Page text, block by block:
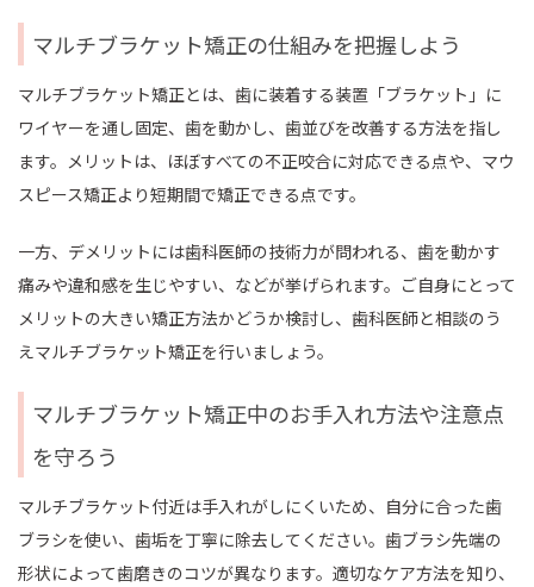
マルチブラケット矯正の仕組みを把握しよう
マルチブラケット矯正とは、歯に装着する装置「ブラケット」に
ワイヤーを通し固定、歯を動かし、歯並びを改善する方法を指し
ます。メリットは、ほぼすべての不正咬合に対応できる点や、マウ
スピース矯正より短期間で矯正できる点です。
一方、デメリットには歯科医師の技術力が問われる、歯を動かす
痛みや違和感を生じやすい、などが挙げられます。ご自身にとって
メリットの大きい矯正方法かどうか検討し、歯科医師と相談のう
えマルチブラケット矯正を行いましょう。
マルチブラケット矯正中のお手入れ方法や注意点
を守ろう
マルチブラケット付近は手入れがしにくいため、自分に合った歯
ブラシを使い、歯垢を丁寧に除去してください。歯ブラシ先端の
形状によって歯磨きのコツが異なります。適切なケア方法を知り、